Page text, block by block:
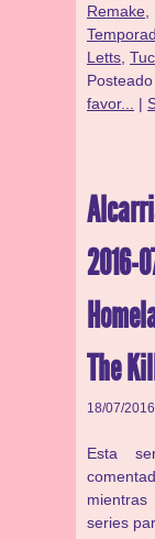
Remake
Letts
favor...
|
2016-
The
18/07/2016
Esta
mientras
series